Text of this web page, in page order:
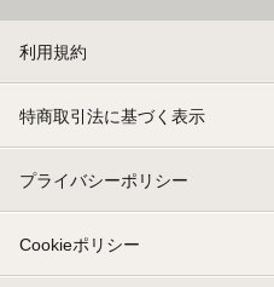
利用規約
特商取引法に基づく表示
プライバシーポリシー
Cookieポリシー